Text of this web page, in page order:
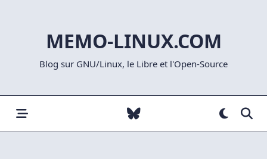
MEMO-LINUX.COM
Blog sur GNU/Linux, le Libre et l'Open-Source